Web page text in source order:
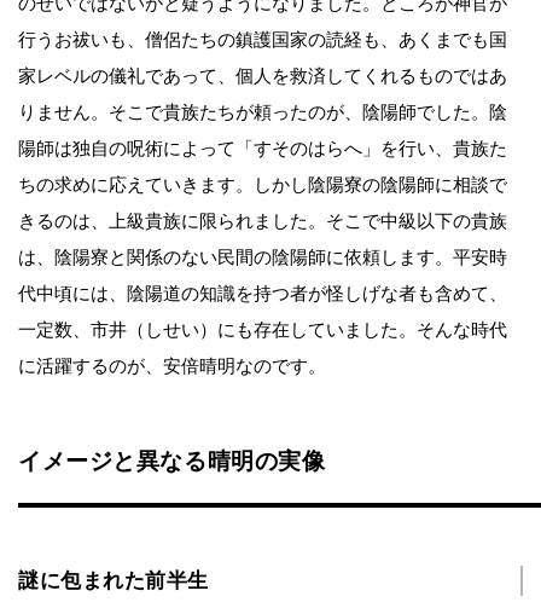
行うお祓いも、僧侶たちの鎮護国家の読経も、あくまでも国
家レベルの儀礼であって、個人を救済してくれるものではあ
りません。そこで貴族たちが頼ったのが、陰陽師でした。陰
陽師は独自の呪術によって「すそのはらへ」を行い、貴族た
ちの求めに応えていきます。しかし陰陽寮の陰陽師に相談で
きるのは、上級貴族に限られました。そこで中級以下の貴族
は、陰陽寮と関係のない民間の陰陽師に依頼します。平安時
代中頃には、陰陽道の知識を持つ者が怪しげな者も含めて、
一定数、市井（しせい）にも存在していました。そんな時代
に活躍するのが、安倍晴明なのです。
イメージと異なる晴明の実像
謎に包まれた前半生